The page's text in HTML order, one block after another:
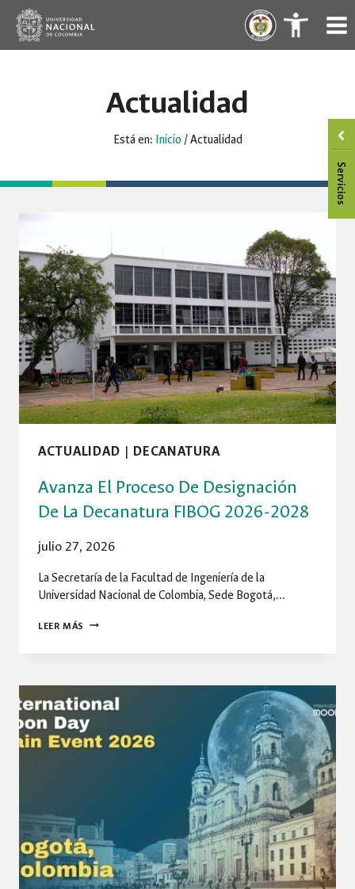
Saltar
contenido
. .
Actualidad
Está en: Inicio /Actualidad
ACTUALIDAD | DECANATURA
Avanza El Proceso De Designación
De La Decanatura FIBOG 2026-2028
julio 27, 2026
La Secretaría de la Facultad de Ingeniería de la
Universidad Nacional de Colombia, Sede Bogotá,…
LEER MÁS AVANZA
DESIGNACIÓN
DE
LA
DECANATURA